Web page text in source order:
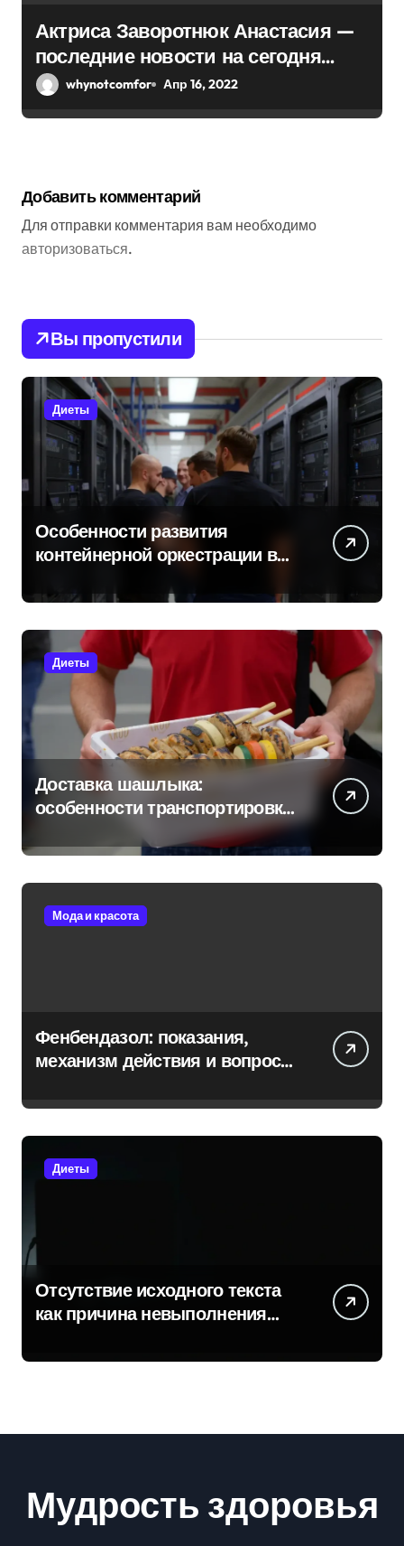
Актриса Заворотнюк Анастасия —
последние новости на сегодня
2022, биография
whynotcomfor Апр 16, 2022
Добавить комментарий
Для отправки комментария вам необходимо
авторизоваться.
Вы пропустили
Диеты
Особенности развития
контейнерной оркестрации в
Диеты
Доставка шашлыка:
особенности транспортировки
и сохранения свежести
Мода и красота
Фенбендазол: показания,
механизм действия и вопросы
Диеты
Отсутствие исходного текста
как причина невыполнения
Мудрость здоровья